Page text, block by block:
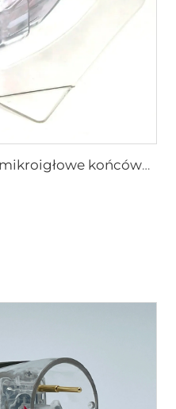
Sylfirm X igłowanie mikroigłowe końcówka rf sylfirm x XE-25 kaseton od firmy Viol